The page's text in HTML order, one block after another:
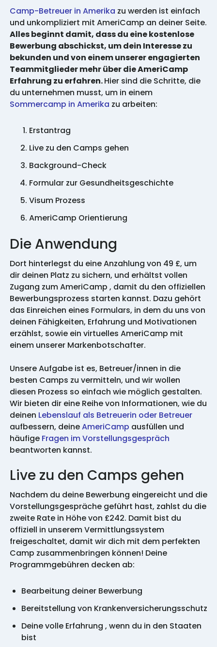
Camp-Betreuer in Amerika zu werden ist einfach
und unkompliziert mit AmeriCamp an deiner Seite.
Alles beginnt damit, dass du eine kostenlose
Bewerbung abschickst, um dein Interesse zu
bekunden und von einem unserer engagierten
Teammitglieder mehr über die AmeriCamp
Erfahrung zu erfahren.Hier sind die Schritte, die
du unternehmen musst, um in einem
Sommercamp in Amerika zu arbeiten:
Erstantrag
Live zu den Camps gehen
Background-Check
Formular zur Gesundheitsgeschichte
Visum Prozess
AmeriCamp Orientierung
Die Anwendung
Dort hinterlegst du eine Anzahlung von 49 £, um
dir deinen Platz zu sichern, und erhältst vollen
Zugang zum AmeriCamp , damit du den offiziellen
Bewerbungsprozess starten kannst. Dazu gehört
das Einreichen eines Formulars, in dem du uns von
deinen Fähigkeiten, Erfahrung und Motivationen
erzählst, sowie ein virtuelles AmeriCamp mit
einem unserer Markenbotschafter.
Unsere Aufgabe ist es, Betreuer/innen in die
besten Camps zu vermitteln, und wir wollen
diesen Prozess so einfach wie möglich gestalten.
Wir bieten dir eine Reihe von Informationen, wie du
deinen Lebenslauf als Betreuerin oder Betreuer
aufbessern, deineAmeriCamp ausfüllen und
häufige Fragen im Vorstellungsgespräch
beantworten kannst.
Live zu den Camps gehen
Nachdem du deine Bewerbung eingereicht und die
Vorstellungsgespräche geführt hast, zahlst du die
zweite Rate in Höhe von £242. Damit bist du
offiziell in unserem Vermittlungssystem
freigeschaltet, damit wir dich mit dem perfekten
Camp zusammenbringen können! Deine
Programmgebühren decken ab:
Bearbeitung deiner Bewerbung
Bereitstellung von Krankenversicherungsschutz
Deine volle Erfahrung , wenn du in den Staaten
bist